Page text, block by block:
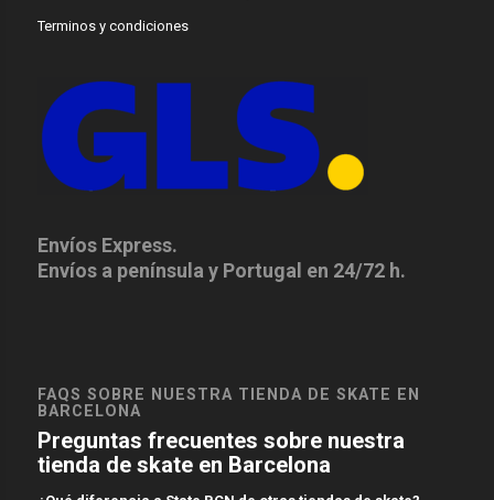
Terminos y condiciones
Envíos Express.
Envíos a península y Portugal en 24/72 h.
FAQS SOBRE NUESTRA TIENDA DE SKATE EN
BARCELONA
Preguntas frecuentes sobre nuestra
tienda de skate en Barcelona